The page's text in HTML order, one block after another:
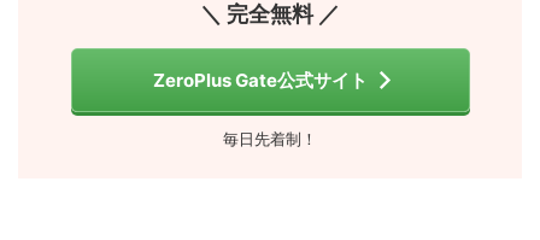
＼ 完全無料 ／
ZeroPlus Gate公式サイト
毎日先着制！